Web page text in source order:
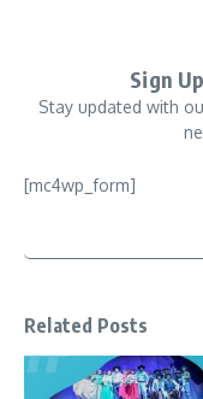
Sign
Stay updated with
[mc4wp_form]
Related Posts